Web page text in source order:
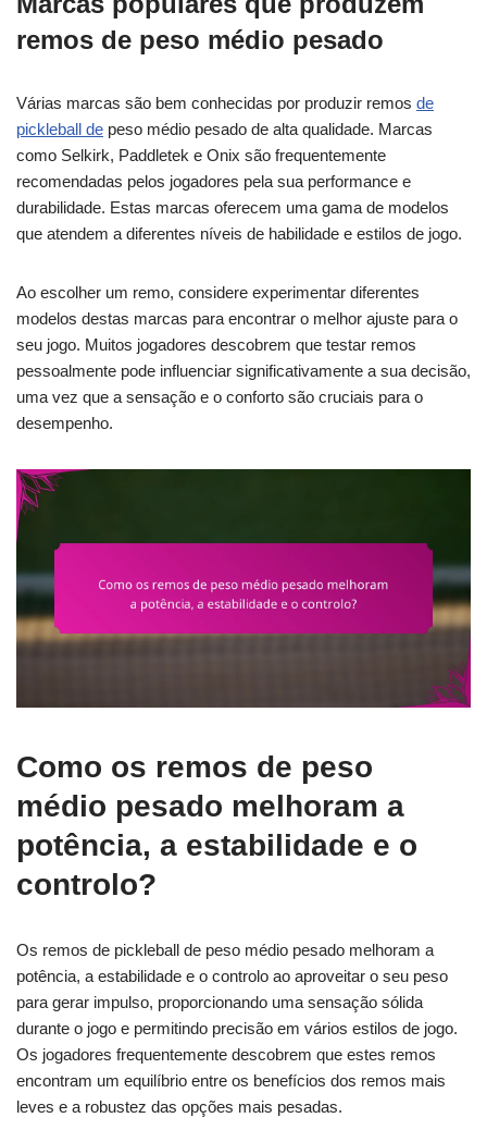
remos de peso médio pesado
Várias marcas são bem conhecidas por produzir remos de
pickleball de peso médio pesado de alta qualidade. Marcas
como Selkirk, Paddletek e Onix são frequentemente
recomendadas pelos jogadores pela sua performance e
durabilidade. Estas marcas oferecem uma gama de modelos
que atendem a diferentes níveis de habilidade e estilos de jogo.
Ao escolher um remo, considere experimentar diferentes
modelos destas marcas para encontrar o melhor ajuste para o
seu jogo. Muitos jogadores descobrem que testar remos
pessoalmente pode influenciar significativamente a sua decisão,
uma vez que a sensação e o conforto são cruciais para o
desempenho.
Como os remos de peso
médio pesado melhoram a
potência, a estabilidade e o
controlo?
Os remos de pickleball de peso médio pesado melhoram a
potência, a estabilidade e o controlo ao aproveitar o seu peso
para gerar impulso, proporcionando uma sensação sólida
durante o jogo e permitindo precisão em vários estilos de jogo.
Os jogadores frequentemente descobrem que estes remos
encontram um equilíbrio entre os benefícios dos remos mais
leves e a robustez das opções mais pesadas.